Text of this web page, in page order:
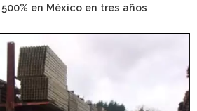
en México en tres años